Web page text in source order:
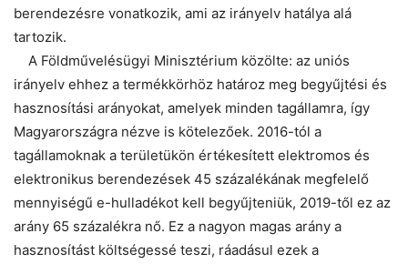
berendezésre vonatkozik, ami az irányelv hatálya alá
tartozik.
A Földművelésügyi Minisztérium közölte: az uniós
irányelv ehhez a termékkörhöz határoz meg begyűjtési és
hasznosítási arányokat, amelyek minden tagállamra, így
Magyarországra nézve is kötelezőek. 2016-tól a
tagállamoknak a területükön értékesített elektromos és
elektronikus berendezések 45 százalékának megfelelő
mennyiségű e-hulladékot kell begyűjteniük, 2019-től ez az
arány 65 százalékra nő. Ez a nagyon magas arány a
hasznosítást költségessé teszi, ráadásul ezek a